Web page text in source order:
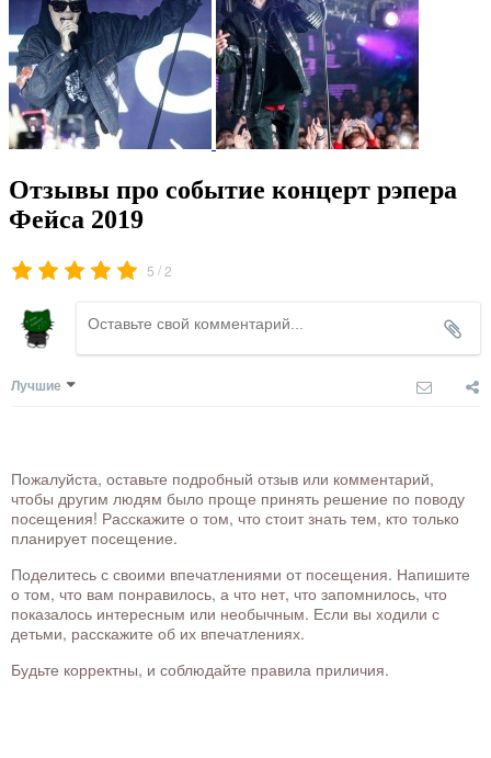
Отзывы про событие концерт рэпера
Фейса 2019
5 /2
Лучшие
Пожалуйста, оставьте подробный отзыв или комментарий,
чтобы другим людям было проще принять решение по поводу
посещения! Расскажите о том, что стоит знать тем, кто только
планирует посещение.
Поделитесь с своими впечатлениями от посещения. Напишите
о том, что вам понравилось, а что нет, что запомнилось, что
показалось интересным или необычным. Если вы ходили с
детьми, расскажите об их впечатлениях.
Будьте корректны, и соблюдайте правила приличия.